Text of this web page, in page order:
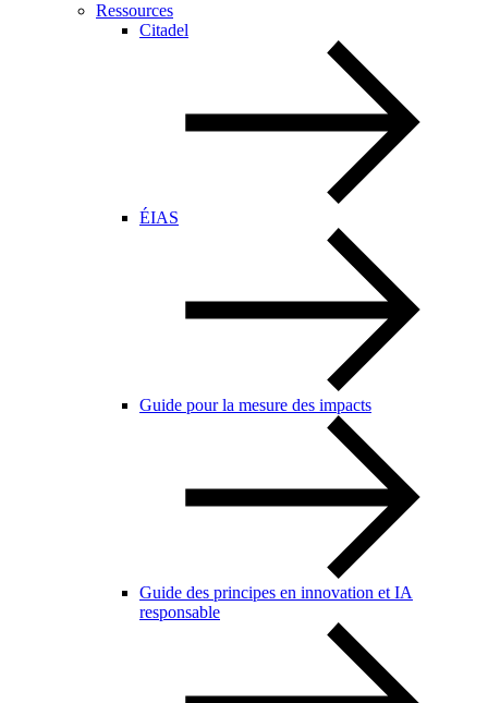
Ressources
Citadel
ÉIAS
Guide pour la mesure des impacts
Guide des principes en innovation et IA
responsable